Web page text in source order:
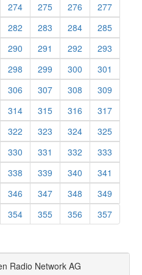
274 275 276
277
282 283 284
285
290 291 292
293
298 299 300
301
306 307 308
309
314 315 316
317
322 323 324
325
330 331 332
333
338 339 340
341
346 347 348
349
354 355 356 357
Radio Network AG